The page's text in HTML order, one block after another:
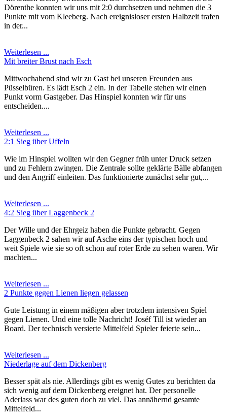
Dörenthe konnten wir uns mit 2:0 durchsetzen und nehmen die 3
Punkte mit vom Kleeberg. Nach ereignisloser ersten Halbzeit trafen
in der...
Weiterlesen ...
Mit breiter Brust nach Esch
Mittwochabend sind wir zu Gast bei unseren Freunden aus
Püsselbüren. Es lädt Esch 2 ein. In der Tabelle stehen wir einen
Punkt vorm Gastgeber. Das Hinspiel konnten wir für uns
entscheiden....
Weiterlesen ...
2:1 Sieg über Uffeln
Wie im Hinspiel wollten wir den Gegner früh unter Druck setzen
und zu Fehlern zwingen. Die Zentrale sollte geklärte Bälle abfangen
und den Angriff einleiten. Das funktionierte zunächst sehr gut,...
Weiterlesen ...
4:2 Sieg über Laggenbeck 2
Der Wille und der Ehrgeiz haben die Punkte gebracht. Gegen
Laggenbeck 2 sahen wir auf Asche eins der typischen hoch und
weit Spiele wie sie so oft schon auf roter Erde zu sehen waren. Wir
machten...
Weiterlesen ...
2 Punkte gegen Lienen liegen gelassen
Gute Leistung in einem mäßigen aber trotzdem intensiven Spiel
gegen Lienen. Und eine tolle Nachricht! Joséf Till ist wieder an
Board. Der technisch versierte Mittelfeld Spieler feierte sein...
Weiterlesen ...
Niederlage auf dem Dickenberg
Besser spät als nie. Allerdings gibt es wenig Gutes zu berichten da
sich wenig auf dem Dickenberg ereignet hat. Der personelle
Aderlass war des guten doch zu viel. Das annähernd gesamte
Mittelfeld...